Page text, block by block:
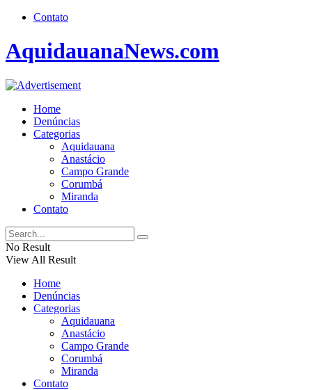
Contato
AquidauanaNews.com
Home
Denúncias
Categorias
Aquidauana
Anastácio
Campo Grande
Corumbá
Miranda
Contato
No Result
View All Result
Home
Denúncias
Categorias
Aquidauana
Anastácio
Campo Grande
Corumbá
Miranda
Contato